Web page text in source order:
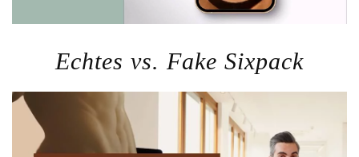
Echtes vs. Fake Sixpack